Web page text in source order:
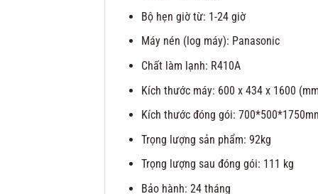
Bộ hẹn giờ từ: 1-24 giờ
Máy nén (log máy): Panasonic
Chất làm lạnh: R410A
Kích thước máy: 600 x 434 x 1600
Kích thước đóng gói:
Trọng lượng sản phẩm: 92kg
Trọng lượng sau đóng gói: 111 kg
Bảo hành: 24 tháng